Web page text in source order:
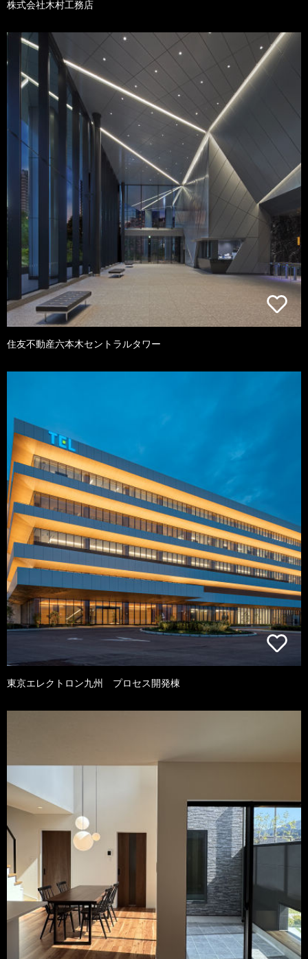
株式会社木村工務店
住友不動産六本木セントラルタワー
東京エレクトロン九州 プロセス開発棟